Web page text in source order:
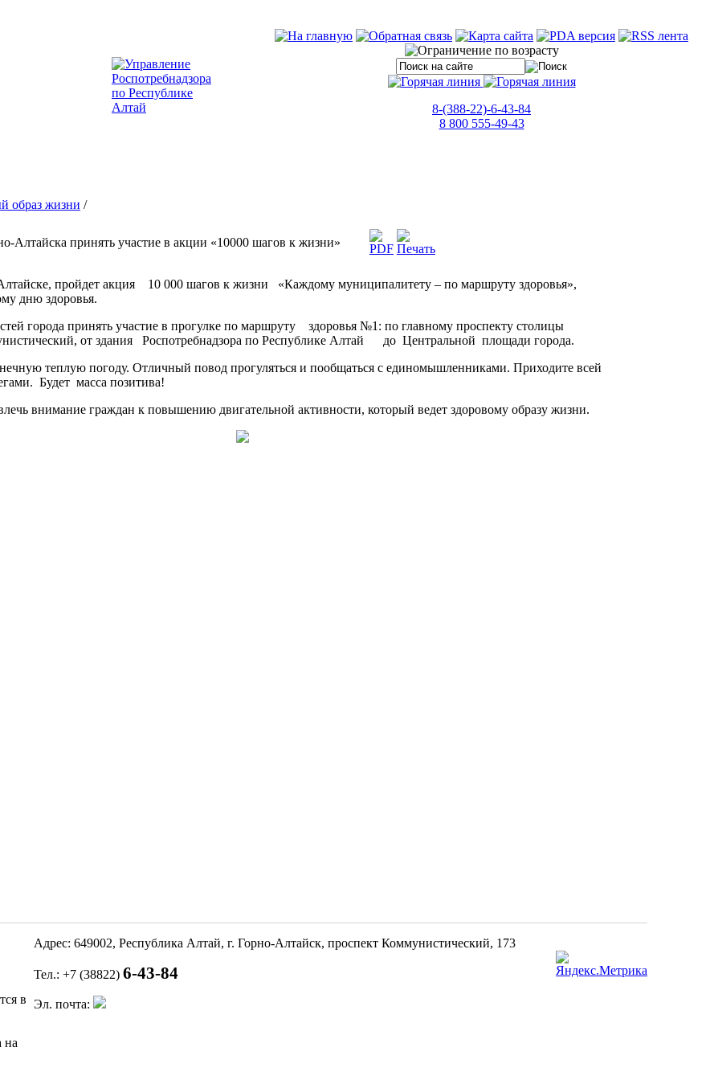
8-(388-22)-6-43-84
8 800 555-49-43
образ жизни /
Алтайска принять участие в акции «10000 шагов к жизни»
пройдет акция 10 000 шагов к жизни «Каждому муниципалитету – по маршруту здоровья»,
дню здоровья.
города принять участие в прогулке по маршруту здоровья №1: по главному проспекту столицы
от здания Роспотребнадзора по Республике Алтай до Центральной площади города.
теплую погоду. Отличный повод прогуляться и пообщаться с единомышленниками. Приходите всей
Будет масса позитива!
внимание граждан к повышению двигательной активности, который ведет здоровому образу жизни.
в
на
Адрес: 649002, Республика Алтай, г. Горно-Алтайск, проспект Коммунистический, 173
Тел.: +7 (38822) 6-43-84
Эл. почта: